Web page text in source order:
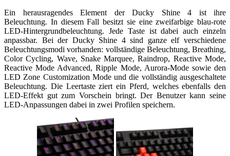
Ein herausragendes Element der Ducky Shine 4 ist ihre
Beleuchtung. In diesem Fall besitzt sie eine zweifarbige blau-rote
LED-Hintergrundbeleuchtung. Jede Taste ist dabei auch einzeln
anpassbar. Bei der Ducky Shine 4 sind ganze elf verschiedene
Beleuchtungsmodi vorhanden: vollständige Beleuchtung, Breathing,
Color Cycling, Wave, Snake Marquee, Raindrop, Reactive Mode,
Reactive Mode Advanced, Ripple Mode, Aurora-Mode sowie den
LED Zone Customization Mode und die vollständig ausgeschaltete
Beleuchtung. Die Leertaste ziert ein Pferd, welches ebenfalls den
LED-Effekt gut zum Vorschein bringt. Der Benutzer kann seine
LED-Anpassungen dabei in zwei Profilen speichern.